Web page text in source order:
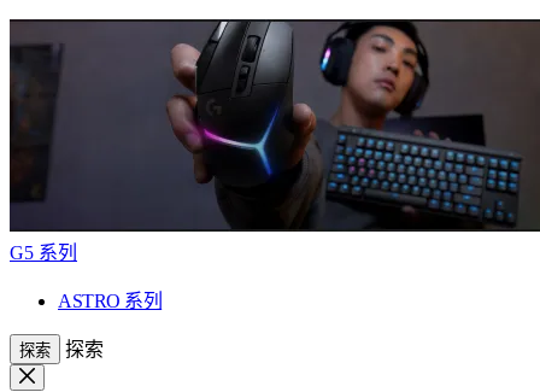
G5 系列
ASTRO 系列
探索 探索